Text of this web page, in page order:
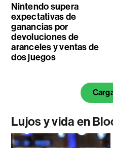
Nintendo supera
expectativas de
ganancias por
devoluciones de
aranceles y ventas de
dos juegos
Lujos y vida en